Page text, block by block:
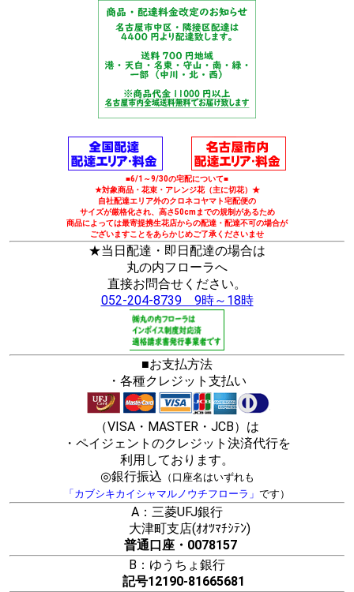
■6/1～9/30の宅配について■
★対象商品・花束・アレンジ花（主に切花）★
自社配達エリア外のクロネコヤマト宅配便の
サイズが厳格化され、高さ50cmまでの規制があるため
商品によっては最寄提携生花店からの配達・配達不可の場合が
ございますことをあらかじめご了承くださいませ
★当日配達・即日配達の場合は
丸の内フローラへ
直接お問合せください。
052-204-8739 9時～18時
■お支払方法
・各種クレジット支払い
（VISA・MASTER・JCB）は
・ペイジェントのクレジット決済代行を
利用しております。
◎銀行振込 （口座名はいずれも
「カブシキカイシャマルノウチフローラ」 です）
A：三菱UFJ銀行
大津町支店(ｵｵﾂﾏﾁｼﾃﾝ)
普通口座・0078157
B：ゆうちょ銀行
記号12190-81665681